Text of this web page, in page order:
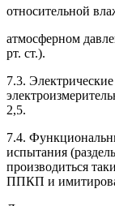
относительной
атмосферном
рт. ст.).
7.3.
2,5.
7.4.
испытания
производиться
ППКП и